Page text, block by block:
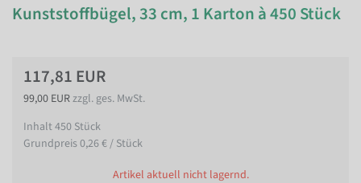
Kunststoffbügel, 33 cm, 1 Karton à 450 Stück
117,81 EUR
99,00 EURzzgl. ges. MwSt.
Inhalt450 Stück
Grundpreis0,26 € / Stück
Artikel aktuell nicht lagernd.